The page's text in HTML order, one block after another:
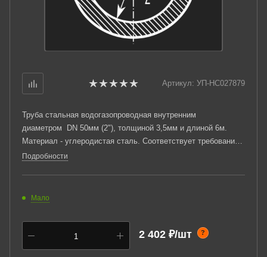
Артикул: УП-НС027879
Труба стальная водогазопроводная внутренним
диаметром DN 50мм (2"), толщиной 3,5мм и длиной 6м.
Материал - углеродистая сталь. Соответствует требованиям
ГОСТ 3262-75. Стандартный пакет: вес - 2,343тн.,
Подробности
Мало
2 402 ₽/шт ?